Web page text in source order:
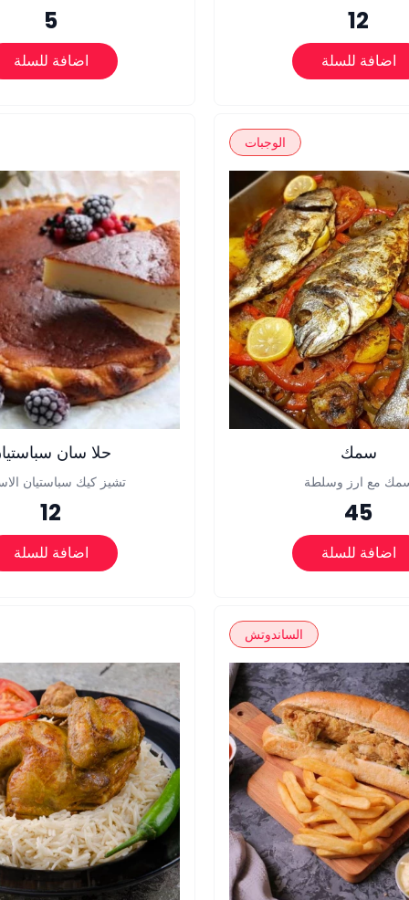
5
اضافة للسلة
حلا سان
تشيز كيك سباستيان
12
اضافة للسلة
12
اضافة للسلة
الوجبات
سمك
مع ارز وسلطة
45
اضافة للسلة
الساندوتش